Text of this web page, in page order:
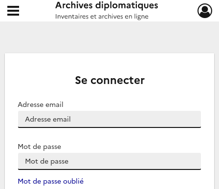
Archives diplomatiques
Ouvrir le menu déroulant
Se connecter
Adresse email
Mot de passe
Mot de passe oublié